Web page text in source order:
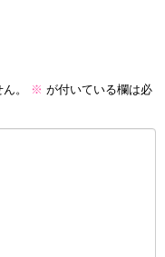
。 ※ が付いている欄は必